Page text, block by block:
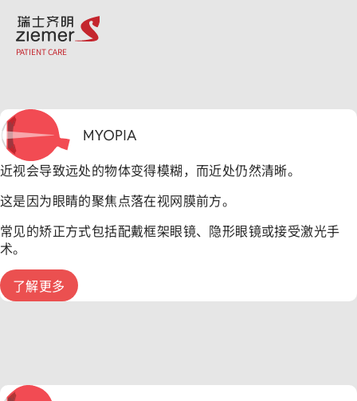
PATIENT CARE
近视会导致远处的物体变得模糊，而近处仍然清晰。
这是因为眼睛的聚焦点落在视网膜前方。
常见的矫正方式包括配戴框架眼镜、隐形眼镜或接受激光手
术。
了解更多